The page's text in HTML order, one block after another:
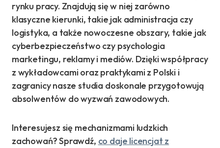
rynku pracy. Znajdują się w niej zarówno
klasyczne kierunki, takie jak administracja czy
logistyka, a także nowoczesne obszary, takie jak
cyberbezpieczeństwo czy psychologia
marketingu, reklamy i mediów. Dzięki współpracy
z wykładowcami oraz praktykami z Polski i
zagranicy nasze studia doskonale przygotowują
absolwentów do wyzwań zawodowych.
Interesujesz się mechanizmami ludzkich
zachowań? Sprawdź, co daje licencjat z